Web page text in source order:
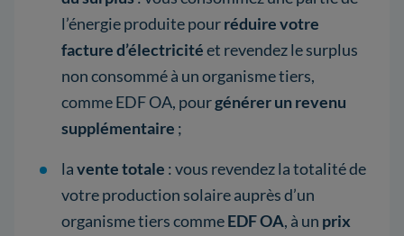
l’énergie produite pourréduire votre
facture d’électricitéet revendez le surplus
non consommé à un organisme tiers,
comme EDF OA, pourgénérer un revenu
supplémentaire ;
lavente totale : vous revendez la totalité de
votre production solaire auprès d’un
organisme tiers commeEDF OA, à un prix